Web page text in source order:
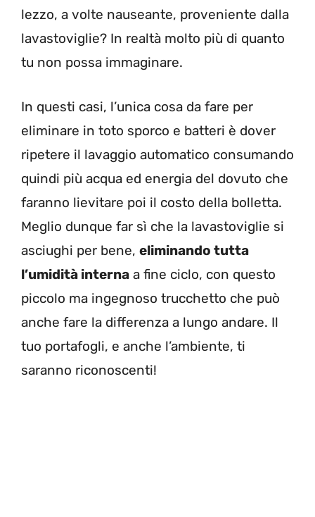
lezzo, a volte nauseante, proveniente dalla
lavastoviglie? In realtà molto più di quanto
tu non possa immaginare.
In questi casi, l’unica cosa da fare per
eliminare in toto sporco e batteri è dover
ripetere il lavaggio automatico consumando
quindi più acqua ed energia del dovuto che
faranno lievitare poi il costo della bolletta.
Meglio dunque far sì che la lavastoviglie si
asciughi per bene, eliminando tutta
l’umidità interna a fine ciclo, con questo
piccolo ma ingegnoso trucchetto che può
anche fare la differenza a lungo andare. Il
tuo portafogli, e anche l’ambiente, ti
saranno riconoscenti!